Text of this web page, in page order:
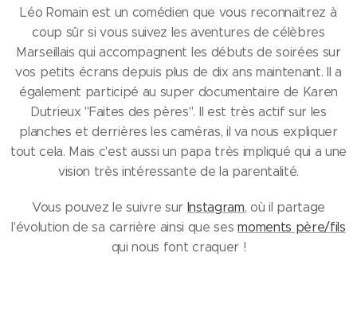
Léo Romain est un comédien que vous reconnaitrez à
coup sûr si vous suivez les aventures de célèbres
Marseillais qui accompagnent les débuts de soirées sur
vos petits écrans depuis plus de dix ans maintenant. Il a
également participé au super documentaire de Karen
Dutrieux "Faites des pères". Il est très actif sur les
planches et derrières les caméras, il va nous expliquer
tout cela. Mais c'est aussi un papa très impliqué qui a une
vision très intéressante de la parentalité.
Vous pouvez le suivre sur Instagram, où il partage
l'évolution de sa carrière ainsi que sesmoments père/fils
qui nous font craquer !